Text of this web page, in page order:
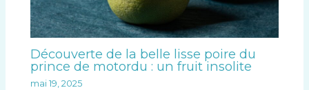
Découverte de la belle lisse poire du
prince de motordu : un fruit insolite
mai 19, 2025